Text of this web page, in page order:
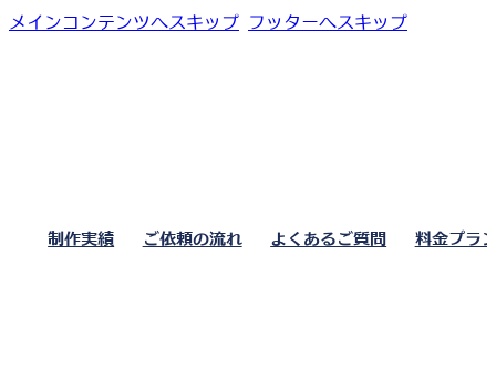
メインコンテンツへスキップ フッターへスキップ
制作実績 ご依頼の流れ よくあるご質問 料金プラ